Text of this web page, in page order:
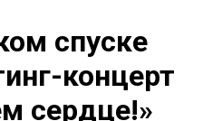
спуске
концерт
сердце!»